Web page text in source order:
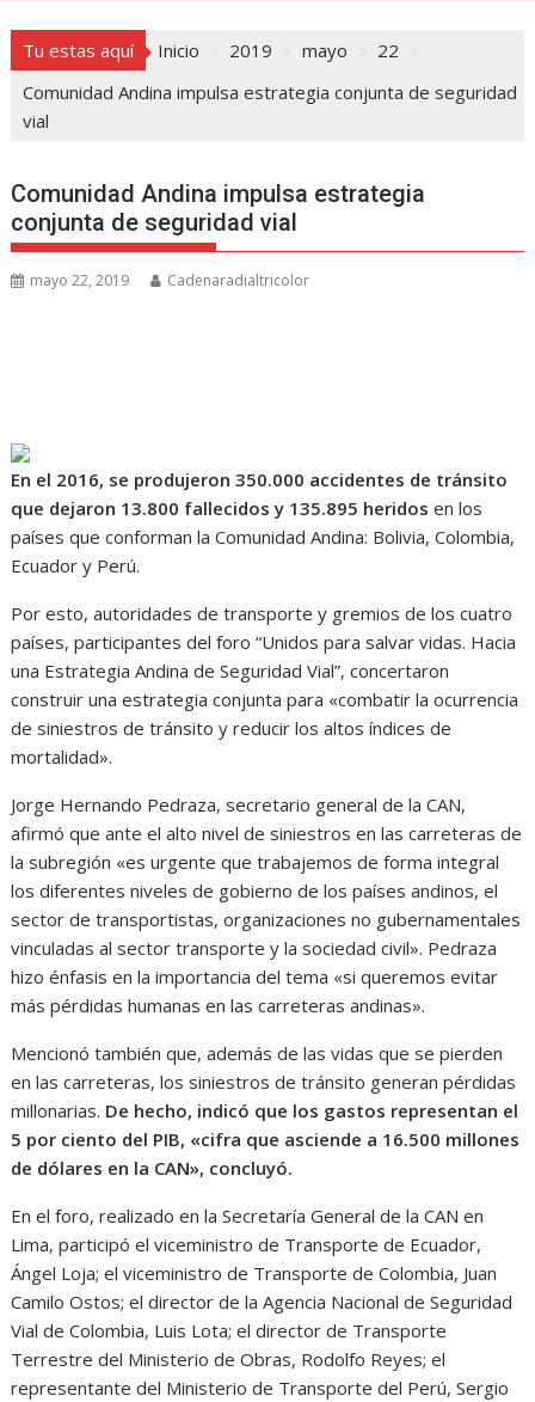
Tu estas aquí Inicio 2019 mayo
22
Comunidad Andina impulsa estrategia conjunta de seguridad
vial
Comunidad Andina impulsa estrategia
conjunta de seguridad vial
mayo 22, 2019 Cadenaradialtricolor
En el 2016, se produjeron 350.000 accidentes de tránsito
que dejaron 13.800 fallecidos y 135.895 heridos en los
países que conforman la Comunidad Andina: Bolivia, Colombia,
Ecuador y Perú.
Por esto, autoridades de transporte y gremios de los cuatro
países, participantes del foro “Unidos para salvar vidas. Hacia
una Estrategia Andina de Seguridad Vial”, concertaron
construir una estrategia conjunta para «combatir la ocurrencia
de siniestros de tránsito y reducir los altos índices de
mortalidad».
Jorge Hernando Pedraza, secretario general de la CAN,
afirmó que ante el alto nivel de siniestros en las carreteras de
la subregión «es urgente que trabajemos de forma integral
los diferentes niveles de gobierno de los países andinos, el
sector de transportistas, organizaciones no gubernamentales
vinculadas al sector transporte y la sociedad civil». Pedraza
hizo énfasis en la importancia del tema «si queremos evitar
más pérdidas humanas en las carreteras andinas».
Mencionó también que, además de las vidas que se pierden
en las carreteras, los siniestros de tránsito generan pérdidas
millonarias. De hecho, indicó que los gastos representan el
5 por ciento del PIB, «cifra que asciende a 16.500 millones
de dólares en la CAN», concluyó.
En el foro, realizado en la Secretaría General de la CAN en
Lima, participó el viceministro de Transporte de Ecuador,
Ángel Loja; el viceministro de Transporte de Colombia, Juan
Camilo Ostos; el director de la Agencia Nacional de Seguridad
Vial de Colombia, Luis Lota; el director de Transporte
Terrestre del Ministerio de Obras, Rodolfo Reyes; el
representante del Ministerio de Transporte del Perú, Sergio